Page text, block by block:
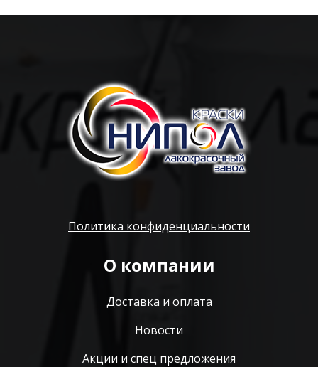
Политика конфиденциальности
О компании
Доставка и оплата
Новости
Акции и спец предложения